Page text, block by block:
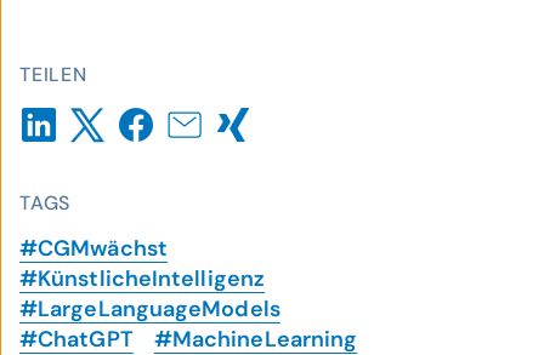
TEILEN
TAGS
#CGMwächst
#KünstlicheIntelligenz
#LargeLanguageModels
#ChatGPT
#MachineLearning